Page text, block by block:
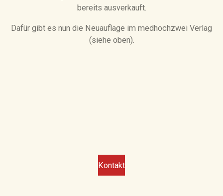
bereits ausverkauft.
Dafür gibt es nun die Neuauflage im medhochzwei Verlag
(siehe oben).
Kontakt